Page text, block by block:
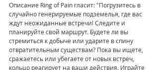
Описание Ring of Pain гласит: "Погрузитесь в
случайно генерируемые подземелья, где вас
ждут неожиданные встречи! Следите и
планируйте свой маршрут. Будете ли вы
стремиться к добыче или ударите в спину
отвратительным существам? Пока вы ищете,
сражаетесь или убегаете от новых встреч,
кольцо реагирует на ваши действия. Играйте